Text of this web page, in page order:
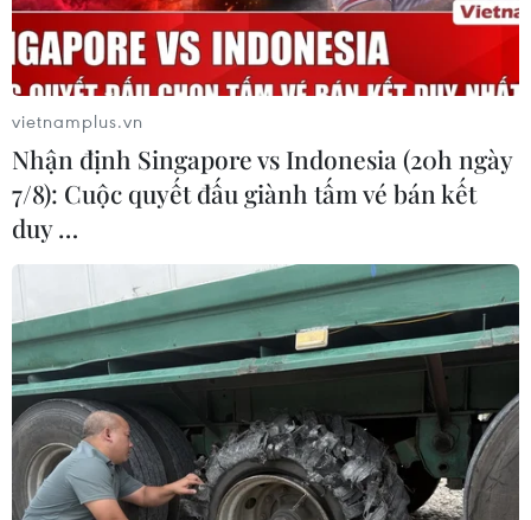
Đồng tiền điện tử Bitcoin duy trì đà tăng
giá kỷ lục
18/02/2021 12:18
Giá trị của đồng tiền điện tử Bitcoin tiếp tục đạt kỷ lục
vietnamplus.vn
Nhận định Singapore vs Indonesia (20h ngày
7/8): Cuộc quyết đấu giành tấm vé bán kết
duy …